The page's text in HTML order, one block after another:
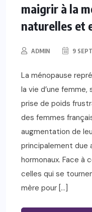
maigrir à la
naturelles et
ADMIN 9
La ménopause
la vie d’une
prise de poids
des femmes
augmentation de
principalement due
hormonaux. Face à
celles qui se
mère pour […]